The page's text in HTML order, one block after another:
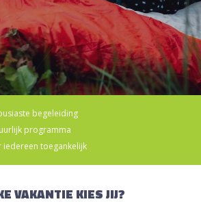
begeleiding
programma
iedereen toegankelijk
VAKANTIE KIES JIJ?